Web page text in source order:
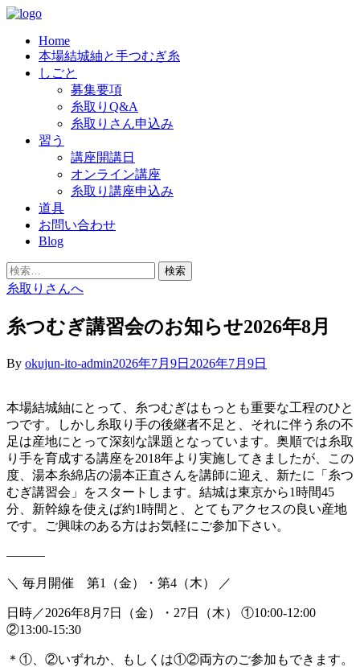
Skip
content
奥順株式会社
結城紬の老舗「奥順」では、良質の糸を
つむいでくださる糸取りさんを、随時
募集しています。
Home
本場結城紬と手つむぎ糸
しごと
募集要項
糸取りQ&A
糸取りさん申込み
習う
講座開講日
オンライン講座
糸取り講座申込み
道具
お問い合わせ
Blog
検
索:
糸取りさんへ
糸つむぎ講習会のお知らせ2026年8月
By okujun-ito-admin2026年7月9日 2026年7月9日
本場結城紬にとって、糸つむぎはもっとも重要な工程のひと
つです。しかし糸取り手の後継者不足と、それに伴う糸の不
足は産地にとって深刻な課題となっています。奥順では糸取
り手を育成する講座を2018年より実施してきましたが、この
度、湯本糸綿店の湯本正直さんを講師に迎え、新たに「糸つ
むぎ講習会」をスタートします。結城は東京から1時間45
分、新幹線を使えば約1時間と、とてもアクセスの良い産地
です。ご興味のある方はお気軽にご参加下さい。
———
＼ 毎月開催 第1（金）・第4（木） ／
日時／2026年8月7日（金）・27日（木） ①10:00-12:00
②13:00-15:30
＊①、②いずれか、もしくは①②両方のご参加もできます。